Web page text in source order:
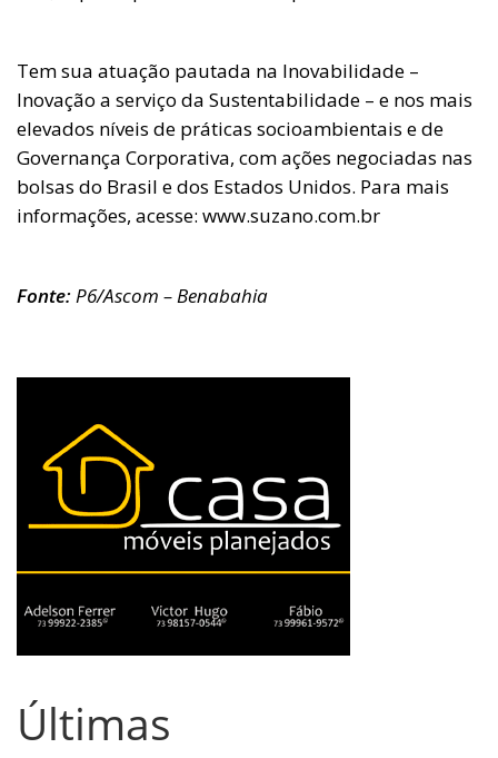
Tem sua atuação pautada na Inovabilidade –
Inovação a serviço da Sustentabilidade – e nos mais
elevados níveis de práticas socioambientais e de
Governança Corporativa, com ações negociadas nas
bolsas do Brasil e dos Estados Unidos. Para mais
informações, acesse: www.suzano.com.br
Fonte:P6/Ascom – Benabahia
Últimas